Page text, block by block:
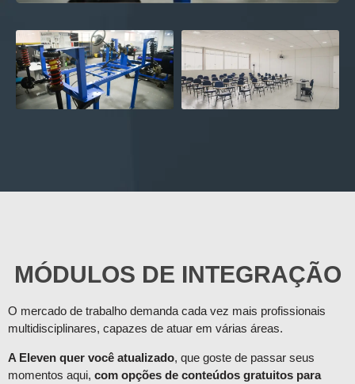
MÓDULOS DE INTEGRAÇÃO
O mercado de trabalho demanda cada vez mais profissionais
multidisciplinares, capazes de atuar em várias áreas.
A Eleven quer você atualizado, que goste de passar seus
momentos aqui, com opções de conteúdos gratuitos para